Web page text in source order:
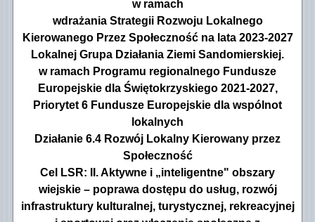
Regulamin organu decyzyjnego
Księga wizualizacji WPR na lata 2023-2027
Konsultacje społeczne
Księga wizualizacji PROW 2014-2020
Informacja o planowanej do realizacji operacji
Projekt własny nr 2/2019/OW - informacja o
Plan włączenia społeczności lokalnej w
w ramach
wdrażania Strategii Rozwoju Lokalnego
Kierowanego Przez Społeczność na lata 2023-2027
Lokalnej Grupa Działania Ziemi Sandomierskiej.
w ramach Programu regionalnego Fundusze
Europejskie dla Świętokrzyskiego 2021-2027,
Priorytet 6 Fundusze Europejskie dla wspólnot
lokalnych
Działanie 6.4 Rozwój Lokalny Kierowany przez
Społeczność
Cel LSR: II. Aktywne i „inteligentne" obszary
wiejskie – poprawa dostępu do usług, rozwój
infrastruktury kulturalnej, turystycznej, rekreacyjnej